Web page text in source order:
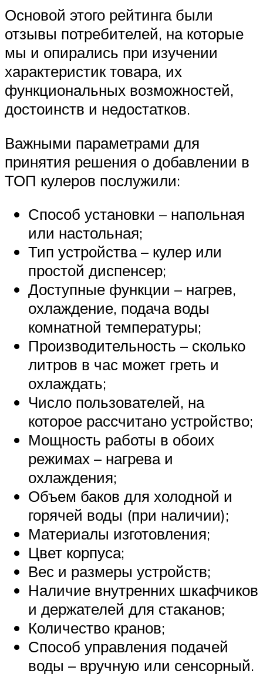
Основой этого рейтинга были
отзывы потребителей, на которые
мы и опирались при изучении
характеристик товара, их
функциональных возможностей,
достоинств и недостатков.
Важными параметрами для
принятия решения о добавлении в
ТОП кулеров послужили:
Способ установки – напольная
или настольная;
Тип устройства – кулер или
простой диспенсер;
Доступные функции – нагрев,
охлаждение, подача воды
комнатной температуры;
Производительность – сколько
литров в час может греть и
охлаждать;
Число пользователей, на
которое рассчитано устройство;
Мощность работы в обоих
режимах – нагрева и
охлаждения;
Объем баков для холодной и
горячей воды (при наличии);
Материалы изготовления;
Цвет корпуса;
Вес и размеры устройств;
Наличие внутренних шкафчиков
и держателей для стаканов;
Количество кранов;
Способ управления подачей
воды – вручную или сенсорный.